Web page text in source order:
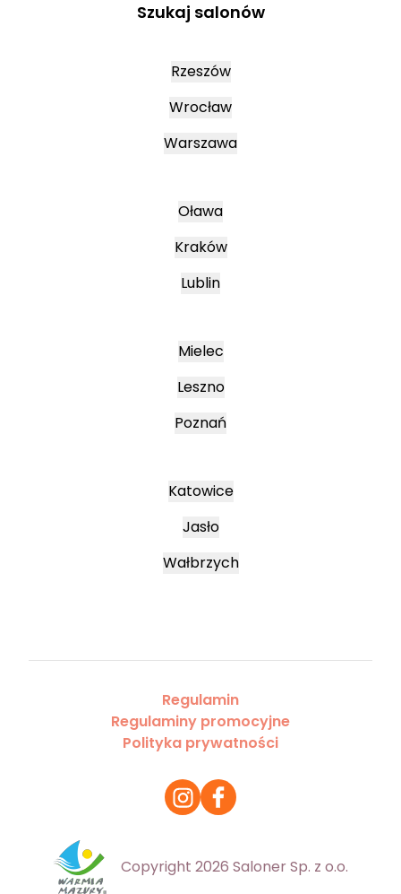
Szukaj salonów
Rzeszów
Wrocław
Warszawa
Oława
Kraków
Lublin
Mielec
Leszno
Poznań
Katowice
Jasło
Wałbrzych
Regulamin
Regulaminy promocyjne
Polityka prywatności
Copyright 2026 Saloner Sp. z o.o.